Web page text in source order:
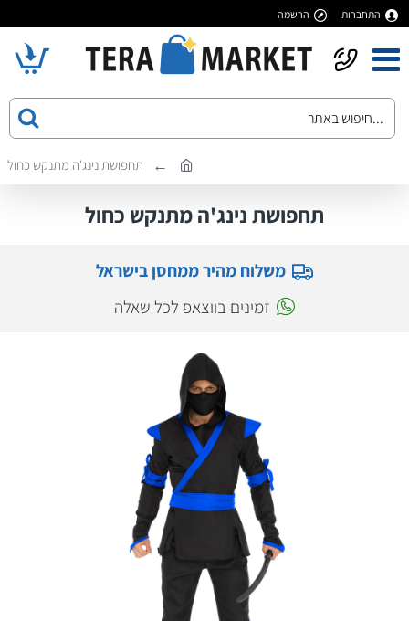
התחברות הרשמה
תחפושת נינג'ה מתנקש כחול
תחפושת נינג'ה מתנקש כחול
משלוח מהיר ממחסן בישראל
זמינים בווצאפ לכל שאלה